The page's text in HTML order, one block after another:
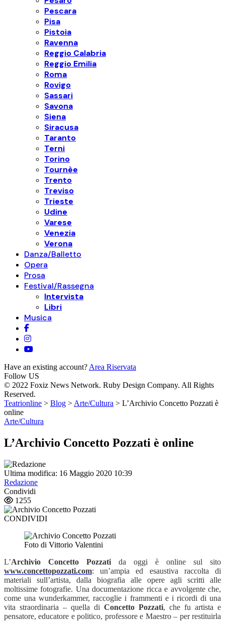
Pescara
Pisa
Pistoia
Ravenna
Reggio Calabria
Reggio Emilia
Roma
Rovigo
Sassari
Savona
Siena
Siracusa
Taranto
Terni
Torino
Tournèe
Trento
Treviso
Trieste
Udine
Varese
Venezia
Verona
Danza/Balletto
Opera
Prosa
Festival/Rassegna
Intervista
Libri
Musica
Have an existing account? Area Riservata
Follow US
© 2022 Foxiz News Network. Ruby Design Company. All Rights
Reserved.
Teatrionline > Blog > Arte/Cultura > L’Archivio Concetto Pozzati è
online
Arte/Cultura
L’Archivio Concetto Pozzati è online
Ultima modifica: 16 Maggio 2020 10:39
Redazione
Condividi
1255
CONDIVIDI
Foto di Vittorio Valentini
L’Archivio Concetto Pozzati da oggi è online sul sito
www.concettopozzati.com: un’ampia ed esaustiva raccolta di
materiali sull’artista, dalla biografia alle opere agli scritti alle
moltissime fotografie. Una documentazione ricca e avvolgente che,
come una wunderkammer, raccoglie i frammenti e i ricordi di una
vita straordinaria – quella di Concetto Pozzati, che fu artista e
pensatore, educatore e politico, professore e Maestro – per restituirla